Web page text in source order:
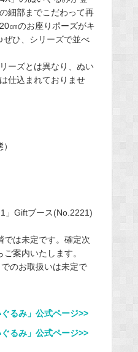
細部までこだわって再
㎝のお座りポーズがキ
ぜひ、シリーズで並べ
ーズとは異なり、ぬい
仕込まれておりませ
」Giftブース(No.2221)
では未定です。確定次
案内いたします。
のお取扱いは未定で
るみ」公式ページ>>
るみ」公式ページ>>